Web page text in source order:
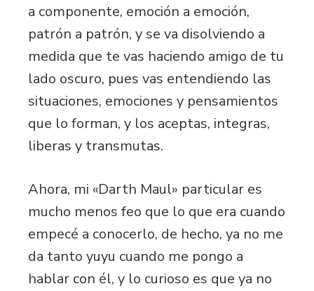
a componente, emoción a emoción,
patrón a patrón, y se va disolviendo a
medida que te vas haciendo amigo de tu
lado oscuro, pues vas entendiendo las
situaciones, emociones y pensamientos
que lo forman, y los aceptas, integras,
liberas y transmutas.
Ahora, mi «Darth Maul» particular es
mucho menos feo que lo que era cuando
empecé a conocerlo, de hecho, ya no me
da tanto yuyu cuando me pongo a
hablar con él, y lo curioso es que ya no